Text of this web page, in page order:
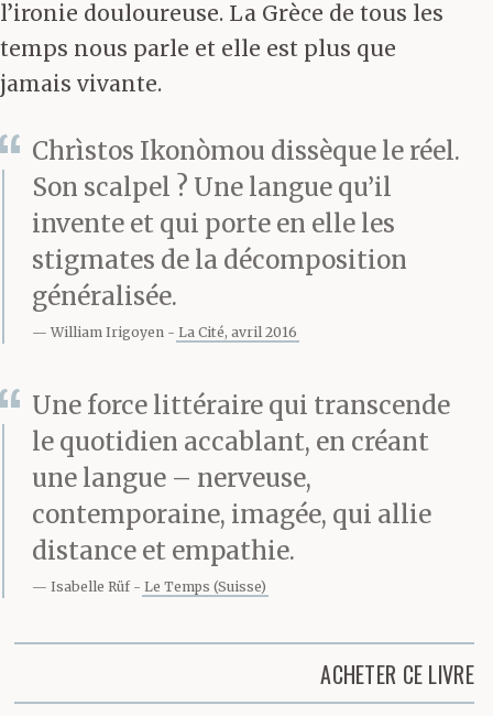
l’ironie douloureuse. La Grèce de tous les
temps nous parle et elle est plus que
jamais vivante.
Chrìstos Ikonòmou dissèque le réel.
Son scalpel ? Une langue qu’il
invente et qui porte en elle les
stigmates de la décomposition
généralisée.
William Irigoyen La Cité, avril 2016
Une force littéraire qui transcende
le quotidien accablant, en créant
une langue – nerveuse,
contemporaine, imagée, qui allie
distance et empathie.
Isabelle Rüf Le Temps (Suisse)
ACHETER CE LIVRE